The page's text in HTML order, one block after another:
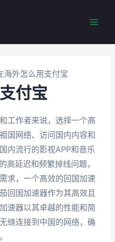
海外怎么用支付宝
付宝
工作者来说，选择一个高
国网络、访问国内内容和
内流行的影视APP和音乐
高延迟和频繁掉线问题，
求，一个高效的回国加速
回国加速器作为其高效且
速器以其卓越的性能和简
缝连接到中国的网络，确